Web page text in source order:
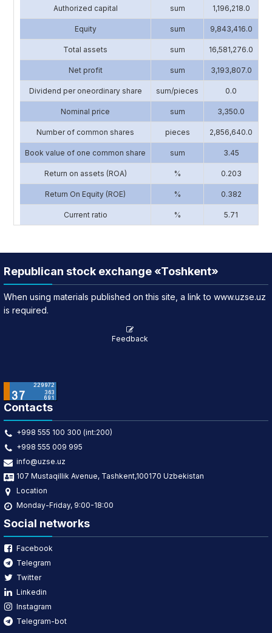
Authorized capital sum 1,196,218.0
Equity sum 9,843,416.0
Total assets sum 16,581,276.0
Net profit sum 3,193,807.0
Dividend per oneordinary share sum/pieces 0.0
Nominal price sum 3,350.0
Number of common shares pieces 2,856,640.0
Book value of one common share sum 3.45
Return on assets (ROA) % 0.203
Return On Equity (ROE) % 0.382
Current ratio % 5.71
Republican stock exchange «Toshkent»
When using materials published on this site, a link to www.uzse.uz
is required.
Feedback
Contacts
+998 555 100 300 (int:200)
+998 555 009 995
info@uzse.uz
107 Mustaqillik Avenue, Tashkent,100170 Uzbekistan
Location
Monday-Friday, 9:00-18:00
Social networks
Facebook
Telegram
Twitter
Linkedin
Instagram
Telegram-bot